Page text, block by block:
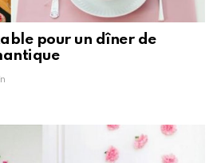
pour un dîner de